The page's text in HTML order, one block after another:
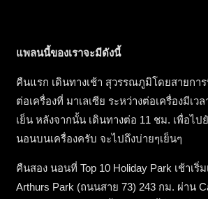
แพลนนี้ของเราจะมีดังนี้
คืนแรก เดินทางเช้า สุวรรณภูมิโดยสายกา
ต่อเครื่องที่ มาเลเซีย ระหว่างต่อเครื่องมีเว
เย็น หลังจากนั้น เดินทางต่อ 11 ชม. เพื่อไป
นอนบนเครื่องครับ จะไปถึงบ่ายๆเย็นๆ
คืนสอง นอนที่ Top 10 Holiday Park เช้าเริ่
Arthurs Park (ถนนสาย 73) 243 กม. ผ่าน